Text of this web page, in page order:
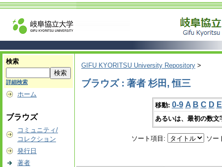
検索
詳細検索
ホーム
ブラウズ
コミュニティ/
コレクション
発行日
著者
GIFU KYORITSU University Repository >
ブラウズ : 著者 杉田, 恒三
移動: 0-9 A B C D E
あるいは、最初の数
ソート項目: ソー